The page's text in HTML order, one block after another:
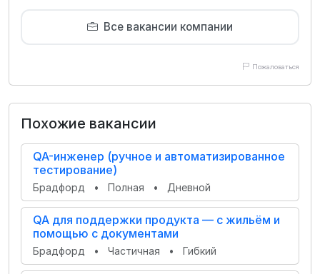
Все вакансии компании
Пожаловаться
Похожие вакансии
QA-инженер (ручное и автоматизированное
тестирование)
Брадфорд • Полная • Дневной
QA для поддержки продукта — с жильём и
помощью с документами
Брадфорд • Частичная • Гибкий